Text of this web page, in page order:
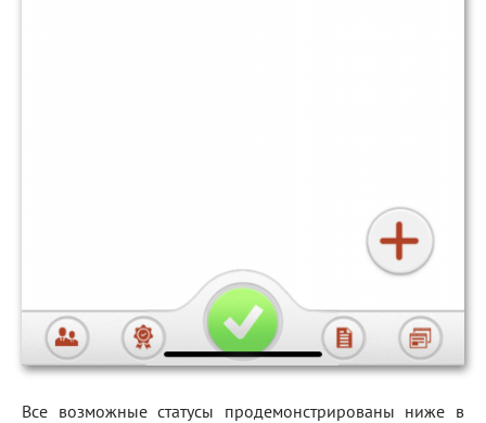
Все возможные статусы продемонстрированы ниже в